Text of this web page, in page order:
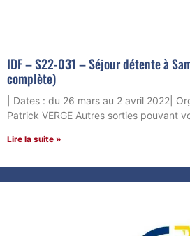
IDF – S22-031 – Séjour détente à
complète)
| Dates : du 26 mars au 2 avril 2022|
Patrick VERGE Autres sorties pouvant
Lire la suite »